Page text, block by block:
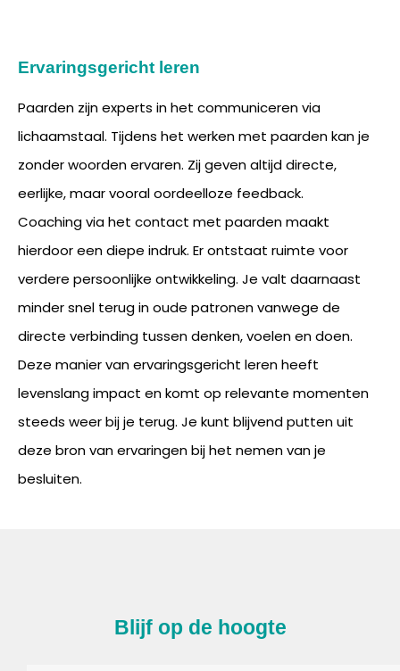
Ervaringsgericht leren
Paarden zijn experts in het communiceren via
lichaamstaal. Tijdens het werken met paarden kan je
zonder woorden ervaren. Zij geven altijd directe,
eerlijke, maar vooral oordeelloze feedback.
Coaching via het contact met paarden maakt
hierdoor een diepe indruk. Er ontstaat ruimte voor
verdere persoonlijke ontwikkeling. Je valt daarnaast
minder snel terug in oude patronen vanwege de
directe verbinding tussen denken, voelen en doen.
Deze manier van ervaringsgericht leren heeft
levenslang impact en komt op relevante momenten
steeds weer bij je terug. Je kunt blijvend putten uit
deze bron van ervaringen bij het nemen van je
besluiten.
Blijf op de hoogte